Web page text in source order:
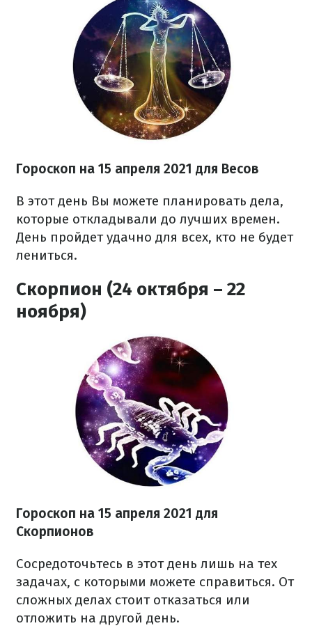
Гороскоп на 15 апреля 2021 для Весов
В этот день Вы можете планировать дела,
которые откладывали до лучших времен.
День пройдет удачно для всех, кто не будет
лениться.
Скорпион (24 октября – 22
ноября)
Гороскоп на 15 апреля 2021 для
Скорпионов
Сосредоточьтесь в этот день лишь на тех
задачах, с которыми можете справиться. От
сложных делах стоит отказаться или
отложить на другой день.